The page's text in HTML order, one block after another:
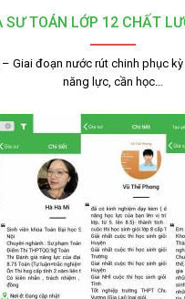
SƯ TOÁN LỚP 12 CHẤT
Giai đoạn nước rút chinh phục kỳ
năng lực, cần học…